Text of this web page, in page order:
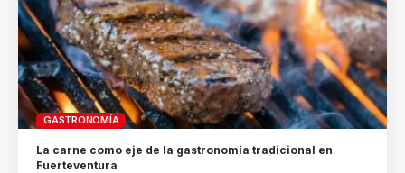
GASTRONOMÍA
La carne como eje de la gastronomía tradicional en
Fuerteventura